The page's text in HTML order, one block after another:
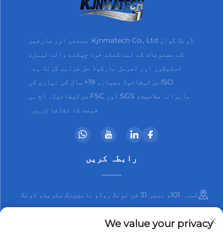
ڈونگ گوان Kjnmatech Co., Ltd. صنعتی اور صارفین
کے مصنوعات کے لیے کسٹم خود چپکنے والے لیبل،
اسٹیکرز اور تھرمل بارکوڈ حل فراہم کرتا ہے۔
ISO سرٹیفائیڈ معیار، 19+ سال کی تیاری کی
ماہرانہ صلاحیت، SGS اور FSC سرٹیفائیڈ۔ آج ہی
قیمت کا تقاضا کریں۔
رابطہ کریں
کمرہ 101، نمبر 31 شن نونگ روڈ، نانچینگ سٹریٹ، ڈونگ
گوان شہر، گوانگ ڈونگ صوبہ، چین
We value your privacy